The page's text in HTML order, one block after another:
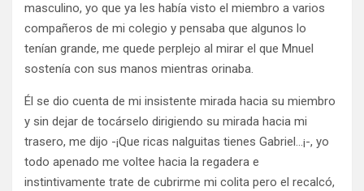
masculino, yo que ya les había visto el miembro a varios
compañeros de mi colegio y pensaba que algunos lo
tenían grande, me quede perplejo al mirar el que Mnuel
sostenía con sus manos mientras orinaba.
Él se dio cuenta de mi insistente mirada hacia su miembro
y sin dejar de tocárselo dirigiendo su mirada hacia mi
trasero, me dijo -¡Que ricas nalguitas tienes Gabriel…¡-, yo
todo apenado me voltee hacia la regadera e
instintivamente trate de cubrirme mi colita pero el recalcó,